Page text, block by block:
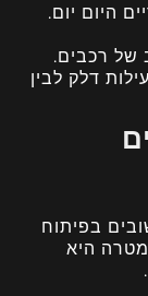
היום יום.
של רכבים.
דלק לבין
בפיתוח
היא